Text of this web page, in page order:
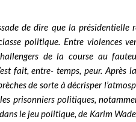
de dire que la
politique. Entre violences
de la course au
fait, entre- temps, peur. Après
de sorte à décrisper
prisonniers politiques,
le jeu politique, de Karim